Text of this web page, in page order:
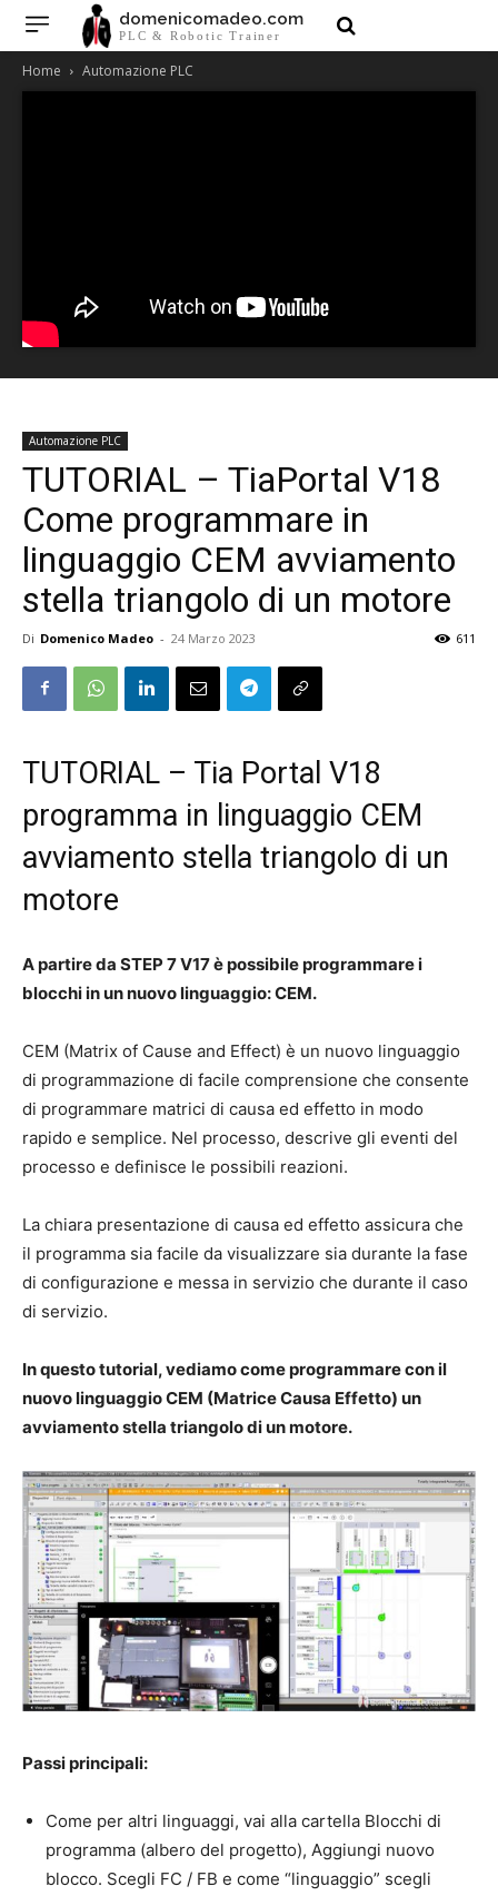
domenicomadeo.com
PLC & Robotic Trainer
Home Automazione PLC
Automazione PLC
TUTORIAL – TiaPortal V18
Come programmare in
linguaggio CEM avviamento
stella triangolo di un motore
Di Domenico Madeo - 24 Marzo 2023 611
TUTORIAL – Tia Portal V18
programma in linguaggio CEM
avviamento stella triangolo di un
motore
A partire da STEP 7 V17 è possibile programmare i
blocchi in un nuovo linguaggio: CEM.
CEM (Matrix of Cause and Effect) è un nuovo linguaggio
di programmazione di facile comprensione che consente
di programmare matrici di causa ed effetto in modo
rapido e semplice. Nel processo, descrive gli eventi del
processo e definisce le possibili reazioni.
La chiara presentazione di causa ed effetto assicura che
il programma sia facile da visualizzare sia durante la fase
di configurazione e messa in servizio che durante il caso
di servizio.
In questo tutorial, vediamo come programmare con il
nuovo linguaggio CEM (Matrice Causa Effetto) un
avviamento stella triangolo di un motore.
Passi principali:
Come per altri linguaggi, vai alla cartella Blocchi di
programma (albero del progetto), Aggiungi nuovo
blocco. Scegli FC / FB e come “linguaggio” scegli